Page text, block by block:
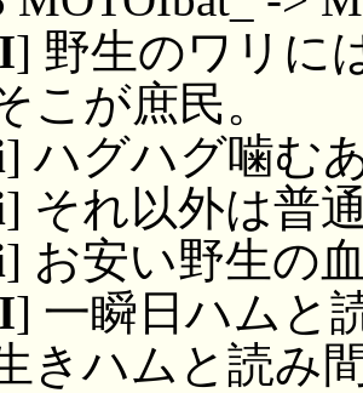
] 野生のワリに
こが庶民。
] ハグハグ噛む
] それ以外は普
] お安い野生の
] 一瞬日ハムと
きハムと読み